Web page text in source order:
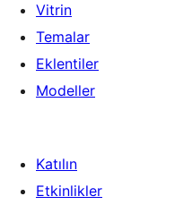
Vitrin
Temalar
Eklentiler
Modeller
Katılın
Etkinlikler